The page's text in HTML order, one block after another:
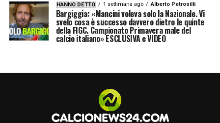
HANNO DETTO 1 settimana ago Alberto Petrosilli
Bargiggia: «Mancini voleva solo la Nazionale. Vi
svelo cosa è successo davvero dietro le quinte
della FIGC. Campionato Primavera male del
calcio italiano» ESCLUSIVA e VIDEO